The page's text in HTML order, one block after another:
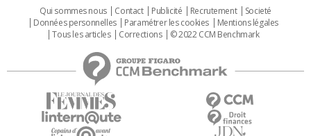
Qui sommes nous Contact Publicité Recrutement
Societé
Données personnelles
Paramétrer les cookies
Mentions légales
Tous les articles
Corrections © 2022 CCM Benchmark